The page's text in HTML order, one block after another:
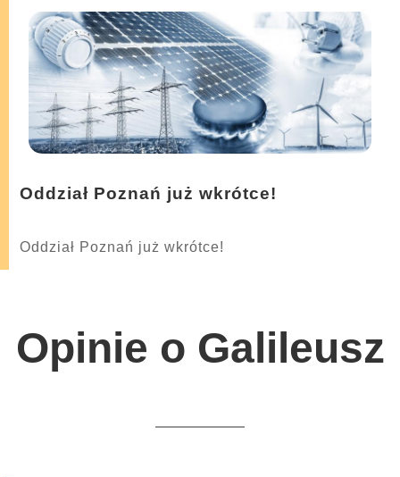
Oddział Poznań już wkrótce!
Oddział Poznań już wkrótce!
Opinie o Galileusz